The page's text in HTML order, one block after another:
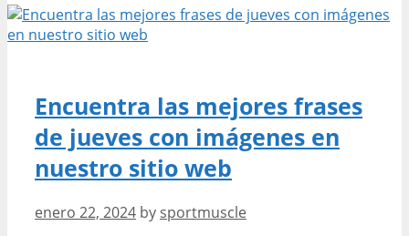
inspiración
para
especial
Encuentra las mejores frases
de jueves con imágenes en
nuestro sitio web
enero 22, 2024 by sportmuscle